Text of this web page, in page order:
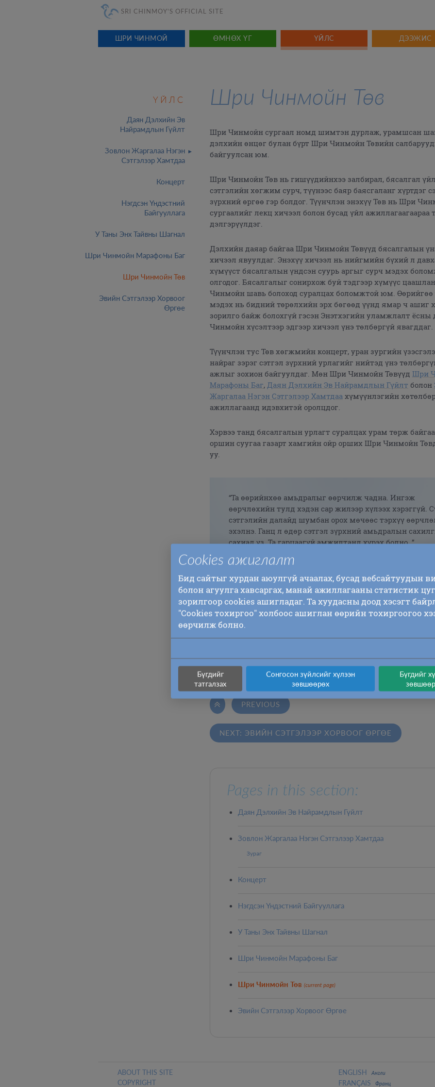
SRI CHINMOY'S OFFICIAL SITE
ШРИ ЧИНМОЙ ӨМНӨХ ҮГ ҮЙЛС ДЭЭЖИС
ҮЙЛС
Даян Дэлхийн Эв
Найрамдлын Гүйлт
Зовлон Жаргалаа Нэгэн
Сэтгэлээр Хамтдаа
Концерт
Нэгдсэн Үндэстний
Байгууллага
У Таны Энх Тайвны Шагнал
Шри Чинмойн Марафоны Баг
Шри Чинмойн Төв
Эвийн Сэтгэлээр Хорвоог
Өргөе
Шри Чинмойн Төв
Шри Чинмойн сургаал номд шимтэн дурлаж, урамшсан
дэлхийн өнцөг булан бүрт Шри Чинмойн Төвийн
байгуулсан юм.
Шри Чинмойн Төв нь гишүүдийнхээ залбирал, бясалгал
сэтгэлийн хөгжим сурч, түүнээс баяр баясгаланг хүртдэг
зүрхний өргөө гэр болдог. Түүнчлэн энэхүү Төв нь Шри
сургаалийг лекц хичээл болон бусад үйл ажиллагаагаараа
дэлгэрүүлдэг.
Дэлхийн даяар байгаа Шри Чинмойн Төвүүд бясалгалын
хичээл явуулдаг. Энэхүү хичээл нь нийгмийн бүхий л
хүмүүст бясалгалын үндсэн суурь аргыг сурч мэдэх
олгодог. Бясалгалыг сонирхож буй тэдгээр хүмүүс
Чинмойн шавь болоход суралцах боломжтой юм.
мэдэх нь бидний төрөлхийн эрх бөгөөд үүнд ямар ч ашиг
зорилго байж болохгүй гэсэн Энэтхэгийн уламжлалт
Чинмойн хүсэлтээр эдгээр хичээл үнэ төлбөргүй явагддаг.
Түүнчлэн тус Төв хөгжмийн концерт, уран зургийн
найраг зэрэг сэтгэл зүрхний урлагийг нийтэд үнэ
ажлыг зохион байгуулдаг. Мөн Шри Чинмойн Төвүүд Шри
Марафоны Баг, Даян Дэлхийн Эв Найрамдлын Гүйлт болон
Жаргалаа Нэгэн Сэтгэлээр Хамтдаахүмүүнлэгийн
ажиллагаанд идэвхитэй оролцдог.
Хэрвээ танд бясалгалын урлагт суралцах урам төрж
оршин суугаа газарт хамгийн ойр орших Шри Чинмойн
уу.
“Та өөрийнхөө амьдралыг өөрчилж чадна. Ингэж
өөрчлөхийн тулд хэдэн сар жилээр хүлээх хэрэггүй.
сэтгэлийн далайд шумбан орох мөчөөс тэрхүү
эхэлнэ. Ганц л өдөр сэтгэл зүрхний амьдралын
сахиад үз. Та гарцаагүй амжилтанд хүрэх болно. ”
Холбоос
1. Шри Чинмой - Йог ба сэтгэл зүрхний амьдрал
 PREVIOUS
NEXT: ЭВИЙН СЭТГЭЛЭЭР ХОРВООГ ӨРГӨЕ
Pages in this section:
Даян Дэлхийн Эв Найрамдлын Гүйлт
Зовлон Жаргалаа Нэгэн Сэтгэлээр Хамтдаа
Зураг
Концерт
Нэгдсэн Үндэстний Байгууллага
У Таны Энх Тайвны Шагнал
Шри Чинмойн Марафоны Баг
Шри Чинмойн Төв (current page)
Эвийн Сэтгэлээр Хорвоог Өргөе
ABOUT THIS SITE
COPYRIGHT
ENGLISH Англи
FRANÇAIS Франц
Cookies ажиглалт
Бид сайтыг хурдан аюулгүй ачаалах, бусад вебсайтуудын
болон агуулга хавсаргах, манай ажиллагааны статистик
зорилгоор cookies ашигладаг. Та хуудасны доод хэсэгт
"Cookies тохиргоо" холбоос ашиглан өөрийн тохиргоогоо
өөрчилж болно.
Бүгдийг
татгалзах
Сонгосон зүйлсийг хүлээн
зөвшөөрөх
Бүгдийг